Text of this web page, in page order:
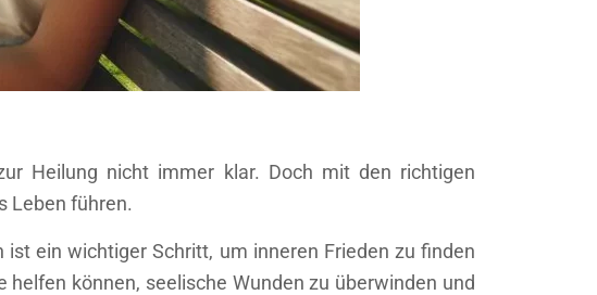
Heilung nicht immer klar. Doch mit den richtigen
Leben führen.
ein wichtiger Schritt, um inneren Frieden zu finden
können, seelische Wunden zu überwinden und